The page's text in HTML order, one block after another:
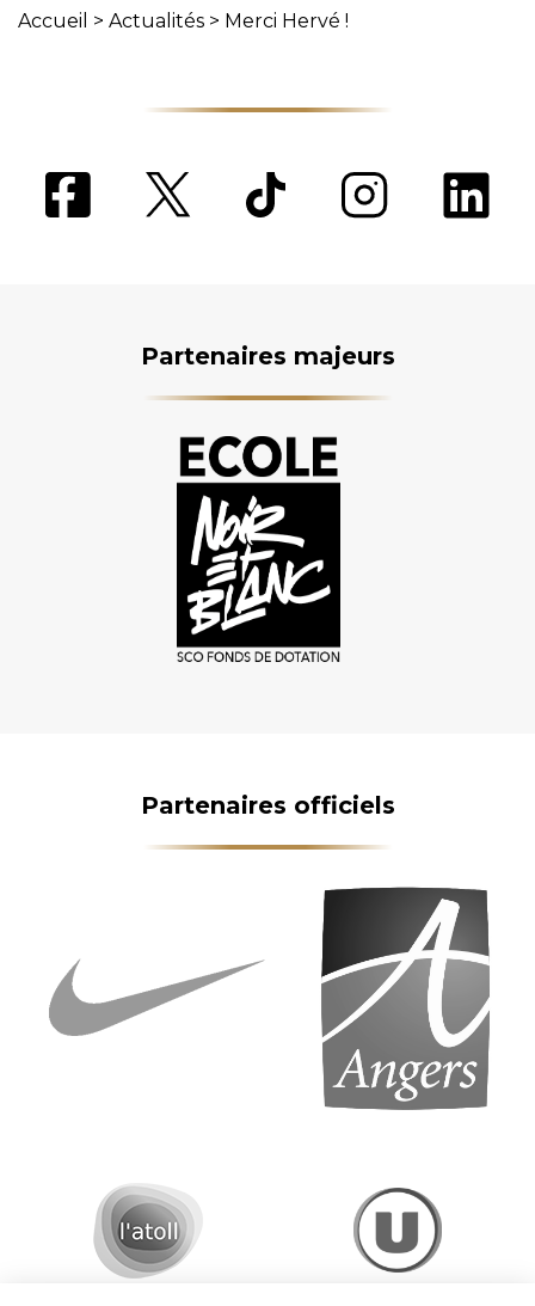
Accueil > Actualités > Merci Hervé !
Partenaires majeurs
Partenaires officiels